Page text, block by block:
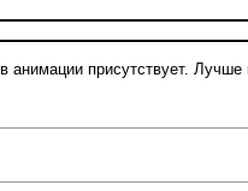
присутствует.